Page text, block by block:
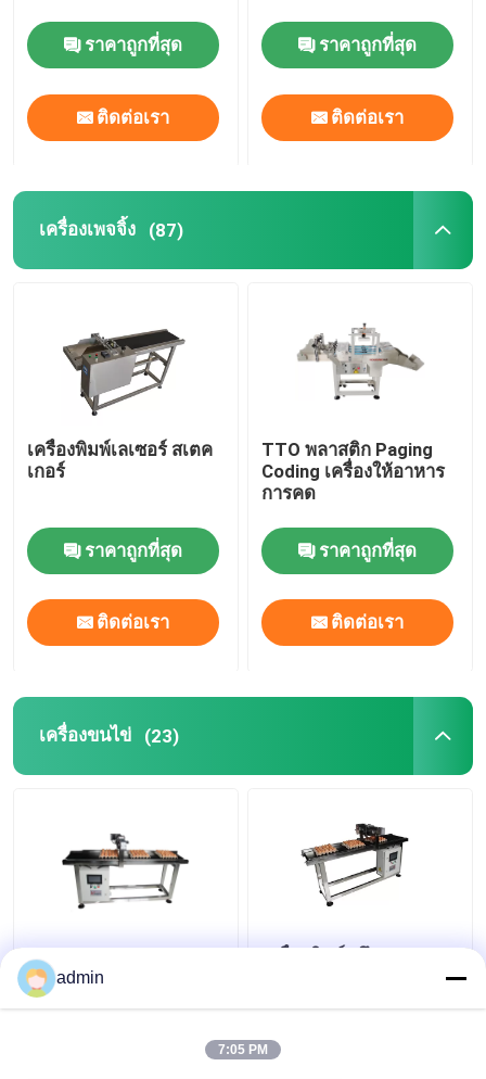
ราคาถูกที่สุด
ติดต่อเรา
ราคาถูกที่สุด
ติดต่อเรา
เครื่องเพจจิ้ง (87)
เครื่องพิมพ์เลเซอร์ สเตค
เกอร์
ราคาถูกที่สุด
ติดต่อเรา
TTO พลาสติก Paging
Coding เครื่องให้อาหาร
การคด
ราคาถูกที่สุด
ติดต่อเรา
เครื่องขนไข่ (23)
E5 400W X Traverse
System Egg Coding
Conveyor Machine สําห
admin
7:05 PM